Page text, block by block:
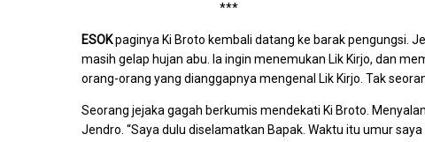
***
ESOKpaginya Ki Broto kembali datang ke barak pengungsi.
masih gelap hujan abu. Ia ingin menemukan Lik Kirjo, dan
orang-orang yang dianggapnya mengenal Lik Kirjo. Tak
Seorang jejaka gagah berkumis mendekati Ki Broto.
Jendro. “Saya dulu diselamatkan Bapak. Waktu itu umur